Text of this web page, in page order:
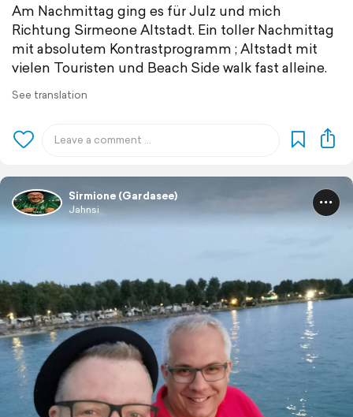
Am Nachmittag ging es für Julz und mich
Richtung Sirmeone Altstadt. Ein toller Nachmittag
mit absolutem Kontrastprogramm ; Altstadt mit
vielen Touristen und Beach Side walk fast alleine.
See translation
Sirmione (Gardasee)
Jahnsi